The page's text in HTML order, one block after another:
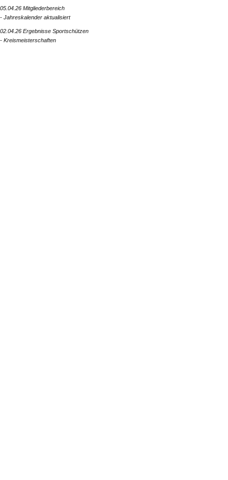
05.04.26 Mitgliederbereich
- Jahreskalender aktualisiert
02.04.26 Ergebnisse Sportschützen
- Kreismeisterschaften